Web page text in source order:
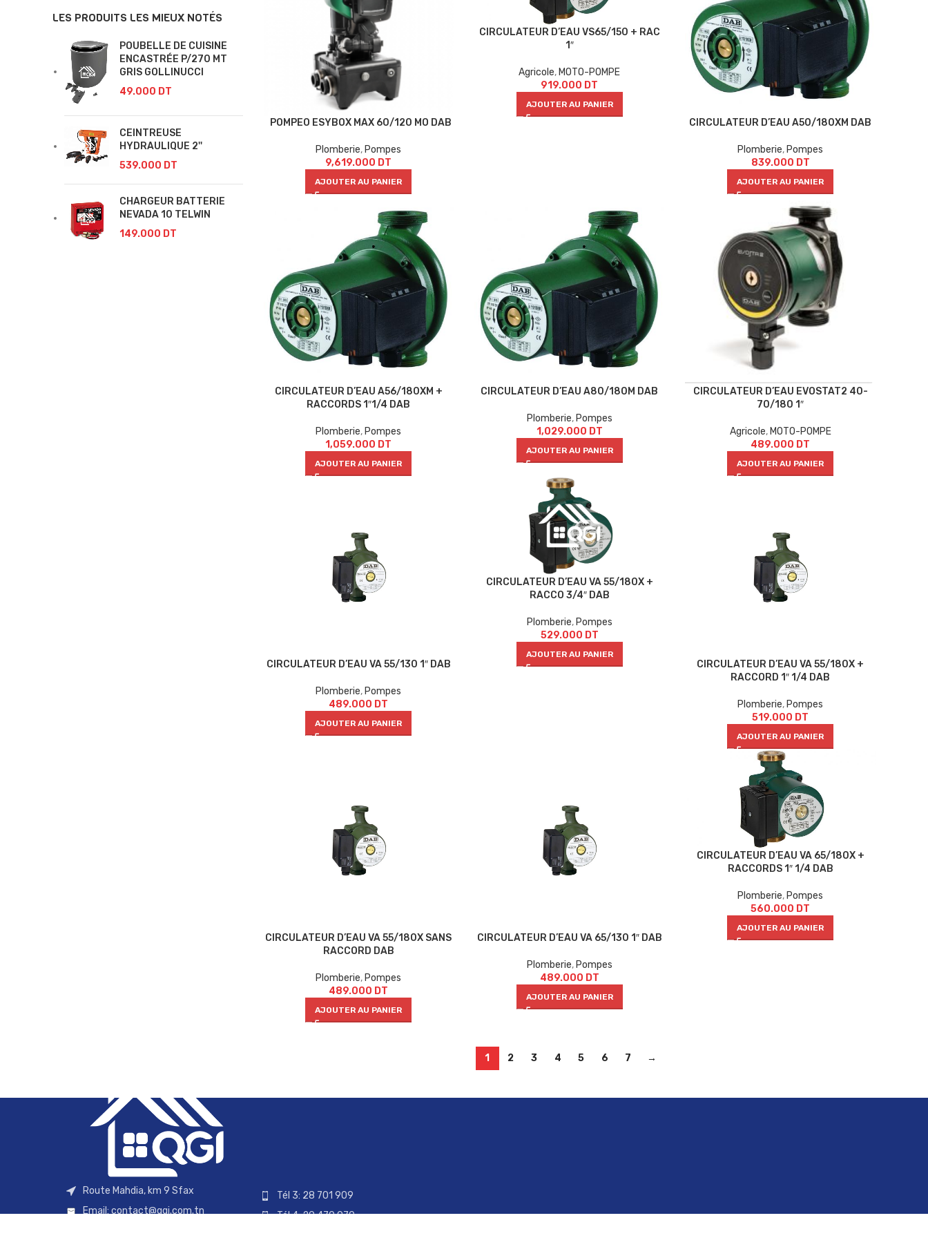
LES PRODUITS LES MIEUX NOTÉS
POUBELLE DE CUISINE
ENCASTRÉE P/270 MT
GRIS GOLLINUCCI
49.000 DT
CEINTREUSE
HYDRAULIQUE 2''
539.000 DT
CHARGEUR BATTERIE
NEVADA 10 TELWIN
149.000 DT
POMPEO ESYBOX MAX 60/120 MO DAB
Plomberie,Pompes
9,619.000 DT
AJOUTER AU PANIER
CIRCULATEUR D’EAU VS65/150 + RAC
1″
Agricole, MOTO-POMPE
919.000 DT
AJOUTER AU PANIER
CIRCULATEUR D’EAU A50/180XM DAB
Plomberie,Pompes
839.000 DT
AJOUTER AU PANIER
CIRCULATEUR D’EAU A56/180XM +
RACCORDS 1″1/4 DAB
Plomberie, Pompes
1,059.000 DT
AJOUTER AU PANIER
CIRCULATEUR D’EAU A80/180M DAB
Plomberie, Pompes
1,029.000 DT
AJOUTER AU PANIER
CIRCULATEUR D’EAU EVOSTAT2 40-
70/180 1″
Agricole, MOTO-POMPE
489.000 DT
AJOUTER AU PANIER
CIRCULATEUR D’EAU VA 55/130 1″ DAB
Plomberie, Pompes
489.000 DT
AJOUTER AU PANIER
CIRCULATEUR D’EAU VA 55/180X +
RACCO 3/4″ DAB
Plomberie, Pompes
529.000 DT
AJOUTER AU PANIER
CIRCULATEUR D’EAU VA 55/180X +
RACCORD 1″ 1/4 DAB
Plomberie, Pompes
519.000 DT
AJOUTER AU PANIER
CIRCULATEUR D’EAU VA 55/180X SANS
RACCORD DAB
Plomberie, Pompes
489.000 DT
AJOUTER AU PANIER
CIRCULATEUR D’EAU VA 65/130 1″ DAB
Plomberie, Pompes
489.000 DT
AJOUTER AU PANIER
CIRCULATEUR D’EAU VA 65/180X +
RACCORDS 1″ 1/4 DAB
Plomberie, Pompes
560.000 DT
AJOUTER AU PANIER
1 2 3 4 5 6 7 →
Route Mahdia, km 9 Sfax
Email: contact@qgi.com.tn
Tél 3: 28 701 909
Tél 4: 29 470 970